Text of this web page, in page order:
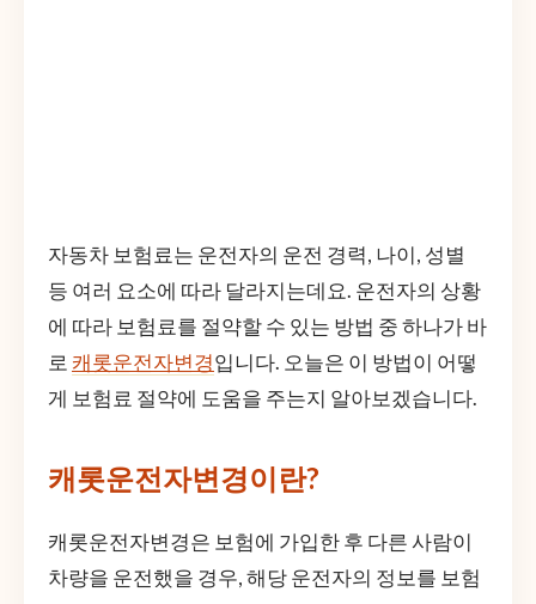
자동차 보험료는 운전자의 운전 경력, 나이, 성별
등 여러 요소에 따라 달라지는데요. 운전자의 상황
에 따라 보험료를 절약할 수 있는 방법 중 하나가 바
로 캐롯운전자변경입니다. 오늘은 이 방법이 어떻
게 보험료 절약에 도움을 주는지 알아보겠습니다.
캐롯운전자변경이란?
캐롯운전자변경은 보험에 가입한 후 다른 사람이
차량을 운전했을 경우, 해당 운전자의 정보를 보험